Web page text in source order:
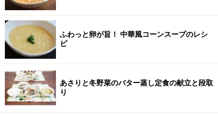
ふわっと卵が旨！ 中華風コーンスープのレシ
ピ
あさりと冬野菜のバター蒸し定食の献立と段取
り